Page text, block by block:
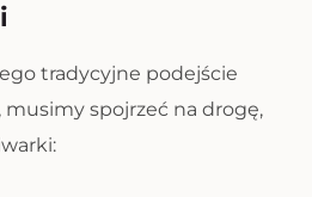
tradycyjne podejście
musimy spojrzeć na drogę,